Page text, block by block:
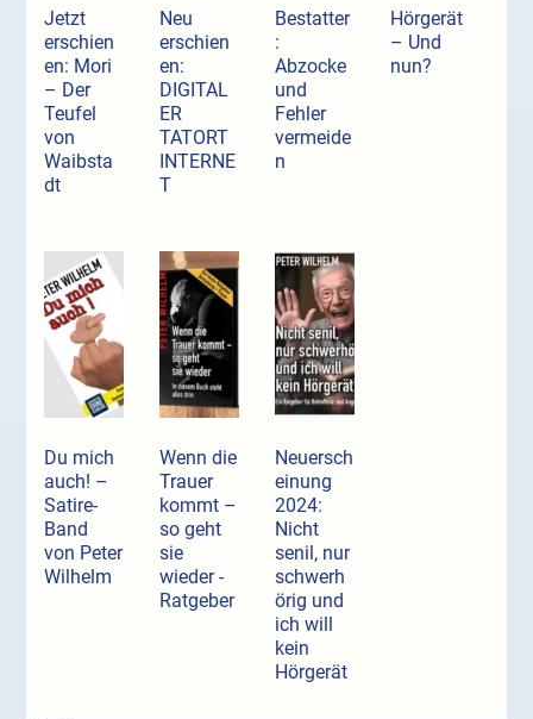
Jetzt
erschien
en: Mori
– Der
Teufel
von
Waibsta
dt
Neu
erschien
en:
DIGITAL
ER
TATORT
INTERNE
T
Bestatter
:
Abzocke
und
Fehler
vermeide
n
Hörgerät
– Und
nun?
Du mich
auch! –
Satire-
Band
von Peter
Wilhelm
Wenn die
Trauer
kommt –
so geht
sie
wieder -
Ratgeber
Neuersch
einung
2024:
Nicht
senil, nur
schwerh
örig und
ich will
kein
Hörgerät